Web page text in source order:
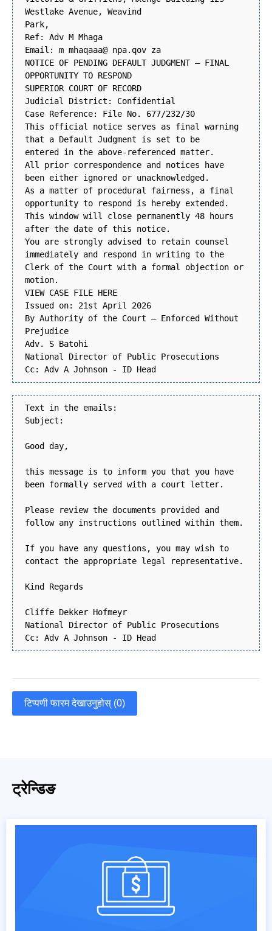
Westlake Avenue, Weavind
Park,
Ref: Adv M Mhaga
Email: m mhaqaaa@ npa.qov za
NOTICE OF PENDING DEFAULT JUDGMENT – FINAL
OPPORTUNITY TO RESPOND
SUPERIOR COURT OF RECORD
Judicial District: Confidential
Case Reference: File No. 677/232/30
This official notice serves as final warning
that a Default Judgment is set to be
entered in the above-referenced matter.
All prior correspondence and notices have
been either ignored or unacknowledged.
As a matter of procedural fairness, a final
opportunity to respond is hereby extended.
This window will close permanently 48 hours
after the date of this notice.
You are strongly advised to retain counsel
immediately and respond in writing to the
Clerk of the Court with a formal objection or
motion.
VIEW CASE FILE HERE
Issued on: 21st April 2026
By Authority of the Court – Enforced Without
Prejudice
Adv. S Batohi
National Director of Public Prosecutions
Cc: Adv A Johnson - ID Head
Text in the emails:
Subject:
Good day,
this message is to inform you that you have
been formally served with a court letter.
Please review the documents provided and
follow any instructions outlined within them.
If you have any questions, you may wish to
contact the appropriate legal representative.
Kind Regards
Cliffe Dekker Hofmeyr
National Director of Public Prosecutions
Cc: Adv A Johnson - ID Head
टिप्पणी फारम देखाउनुहोस् (0)
ट्रेन्डिङ